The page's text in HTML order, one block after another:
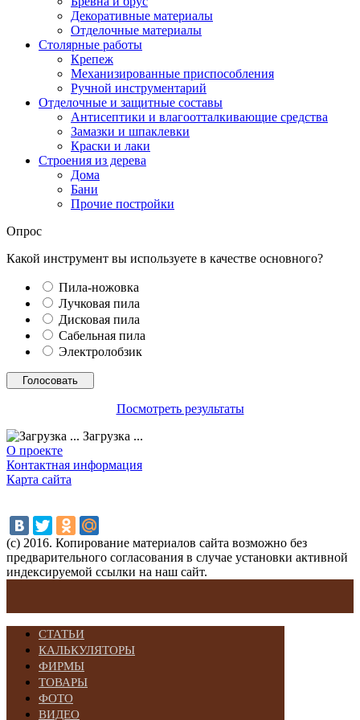
Декоративные материалы
Отделочные материалы
Столярные работы
Крепеж
Механизированные приспособления
Ручной инструментарий
Отделочные и защитные составы
Антисептики и влагоотталкивающие средства
Замазки и шпаклевки
Краски и лаки
Строения из дерева
Дома
Бани
Прочие постройки
Опрос
Какой инструмент вы используете в качестве основного?
Пила-ножовка
Лучковая пила
Дисковая пила
Сабельная пила
Электролобзик
Посмотреть результаты
Загрузка ...
О проекте
Контактная информация
Карта сайта
(с) 2016. Копирование материалов сайта возможно без
предварительного согласования в случае установки активной
индексируемой ссылки на наш сайт.
СТАТЬИ
КАЛЬКУЛЯТОРЫ
ФИРМЫ
ТОВАРЫ
ФОТО
ВИДЕО